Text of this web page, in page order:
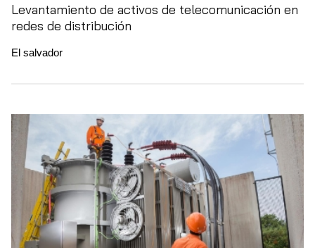
Levantamiento de activos de telecomunicación en
redes de distribución
El salvador